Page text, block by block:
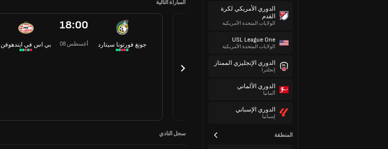
الدوري الأمريكي لكرة
القدم
الولايات المتحدة الأمريكية
USL League One
الولايات المتحدة الأمريكية
الدوري الإنجليزي الممتاز
إنجلترا
الدوري الألماني
ألمانيا
الدوري الإسباني
إسبانيا
المنطقة
المباراة التالية
بي اس في ايندهوفن
18:00
08 أغسطس جونغ فورتونا سيتارد
سجل النادي